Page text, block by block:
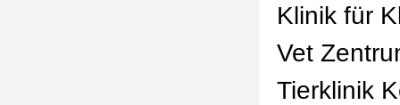
Klinik für
Vet
Tierklinik